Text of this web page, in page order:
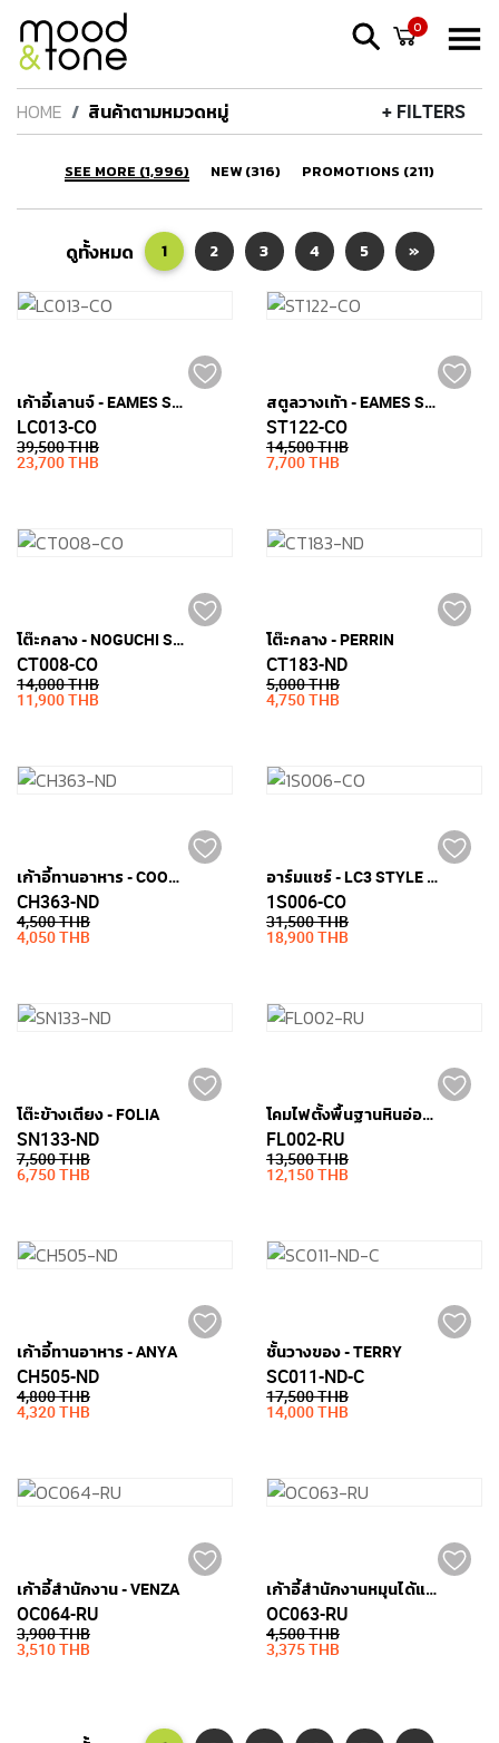
0
HOME สินค้าตามหมวดหมู่ + FILTERS
SEE MORE (1,996) NEW (316) PROMOTIONS (211)
ดูทั้งหมด 1 2 3 4 5 »
เก้าอี้เลานจ์ - EAMES STYLE (หนังแท้)
LC013-CO
39,500 THB
23,700 THB
สตูลวางเท้า - EAMES STYLE (หนังแท้)
ST122-CO
14,500 THB
7,700 THB
โต๊ะกลาง - NOGUCHI STYLE (กระจกเทมเปอร์หนา 19มม.)
CT008-CO
14,000 THB
11,900 THB
โต๊ะกลาง - PERRIN
CT183-ND
5,000 THB
4,750 THB
เก้าอี้ทานอาหาร - COOPER
CH363-ND
4,500 THB
4,050 THB
อาร์มแชร์ - LC3 STYLE (หนัง PU)
1S006-CO
31,500 THB
18,900 THB
โต๊ะข้างเตียง - FOLIA
SN133-ND
7,500 THB
6,750 THB
โคมไฟตั้งพื้นฐานหินอ่อน - ARC
FL002-RU
13,500 THB
12,150 THB
เก้าอี้ทานอาหาร - ANYA
CH505-ND
4,800 THB
4,320 THB
ชั้นวางของ - TERRY
SC011-ND-C
17,500 THB
14,000 THB
เก้าอี้สำนักงาน - VENZA
OC064-RU
3,900 THB
3,510 THB
เก้าอี้สำนักงานหมุนได้และมีล้อ - VENZA
OC063-RU
4,500 THB
3,375 THB